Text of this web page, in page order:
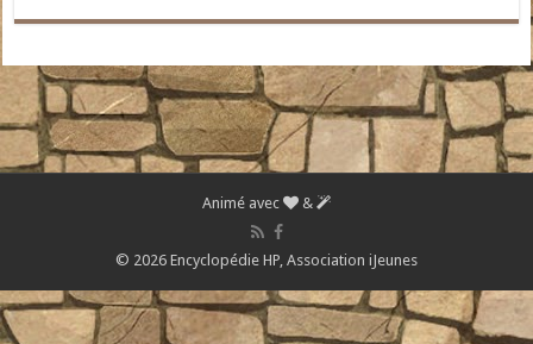
Animé avec &
© 2026 Encyclopédie HP, Association iJeunes